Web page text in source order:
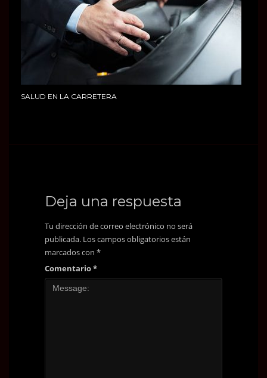
SALUD EN LA CARRETERA
Deja una respuesta
Tu dirección de correo electrónico no será
publicada. Los campos obligatorios están
marcados con *
Comentario*